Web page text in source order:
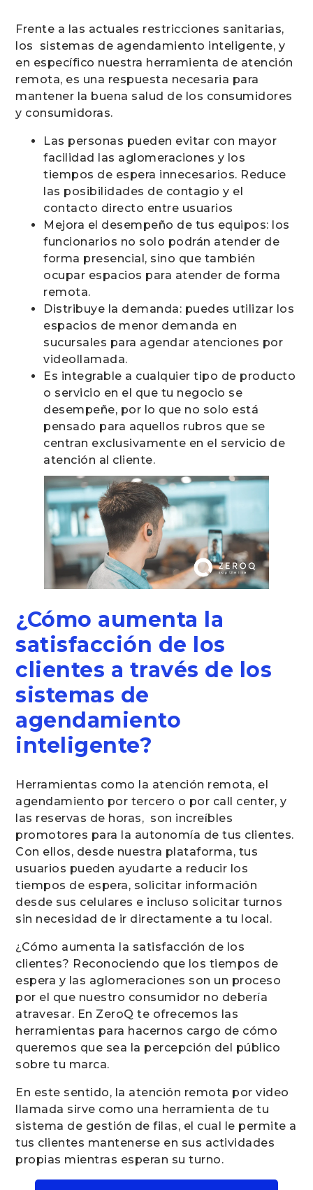
Frente a las actuales restricciones sanitarias,
los sistemas de agendamiento inteligente, y
en específico nuestra herramienta de atención
remota, es una respuesta necesaria para
mantener la buena salud de los consumidores
y consumidoras.
Las personas pueden evitar con mayor
facilidad las aglomeraciones y los
tiempos de espera innecesarios. Reduce
las posibilidades de contagio y el
contacto directo entre usuarios
Mejora el desempeño de tus equipos: los
funcionarios no solo podrán atender de
forma presencial, sino que también
ocupar espacios para atender de forma
remota.
Distribuye la demanda: puedes utilizar los
espacios de menor demanda en
sucursales para agendar atenciones por
videollamada.
Es integrable a cualquier tipo de producto
o servicio en el que tu negocio se
desempeñe, por lo que no solo está
pensado para aquellos rubros que se
centran exclusivamente en el servicio de
atención al cliente.
¿Cómo aumenta la
satisfacción de los
clientes a través de los
sistemas de
agendamiento
inteligente?
Herramientas como la atención remota, el
agendamiento por tercero o por call center, y
las reservas de horas, son increíbles
promotores para la autonomía de tus clientes.
Con ellos, desde nuestra plataforma, tus
usuarios pueden ayudarte a reducir los
tiempos de espera, solicitar información
desde sus celulares e incluso solicitar turnos
sin necesidad de ir directamente a tu local.
¿Cómo aumenta la satisfacción de los
clientes? Reconociendo que los tiempos de
espera y las aglomeraciones son un proceso
por el que nuestro consumidor no debería
atravesar. En ZeroQ te ofrecemos las
herramientas para hacernos cargo de cómo
queremos que sea la percepción del público
sobre tu marca.
En este sentido, la atención remota por video
llamada sirve como una herramienta de tu
sistema de gestión de filas, el cual le permite a
tus clientes mantenerse en sus actividades
propias mientras esperan su turno.